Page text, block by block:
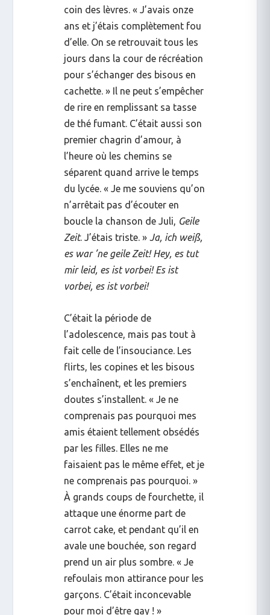
coin des lèvres. « J’avais onze
ans et j’étais complètement fou
d’elle. On se retrouvait tous les
jours dans la cour de récréation
pour s’échanger des bisous en
cachette. » Il ne peut s’empêcher
de rire en remplissant sa tasse
de thé fumant. C’était aussi son
premier chagrin d’amour, à
l’heure où les chemins se
séparent quand arrive le temps
du lycée. « Je me souviens qu’on
n’arrêtait pas d’écouter en
boucle la chanson de Juli, Geile
Zeit. J’étais triste. »Ja, ich weiß,
es war ’ne geile Zeit! Hey, es tut
mir leid, es ist vorbei! Es ist
vorbei, es ist vorbei!
C’était la période de
l’adolescence, mais pas tout à
fait celle de l’insouciance. Les
flirts, les copines et les bisous
s’enchaînent, et les premiers
doutes s’installent. « Je ne
comprenais pas pourquoi mes
amis étaient tellement obsédés
par les filles. Elles ne me
faisaient pas le même effet, et je
ne comprenais pas pourquoi. »
À grands coups de fourchette, il
attaque une énorme part de
carrot cake, et pendant qu’il en
avale une bouchée, son regard
prend un air plus sombre. « Je
refoulais mon attirance pour les
garçons. C’était inconcevable
pour moi d’être gay ! »